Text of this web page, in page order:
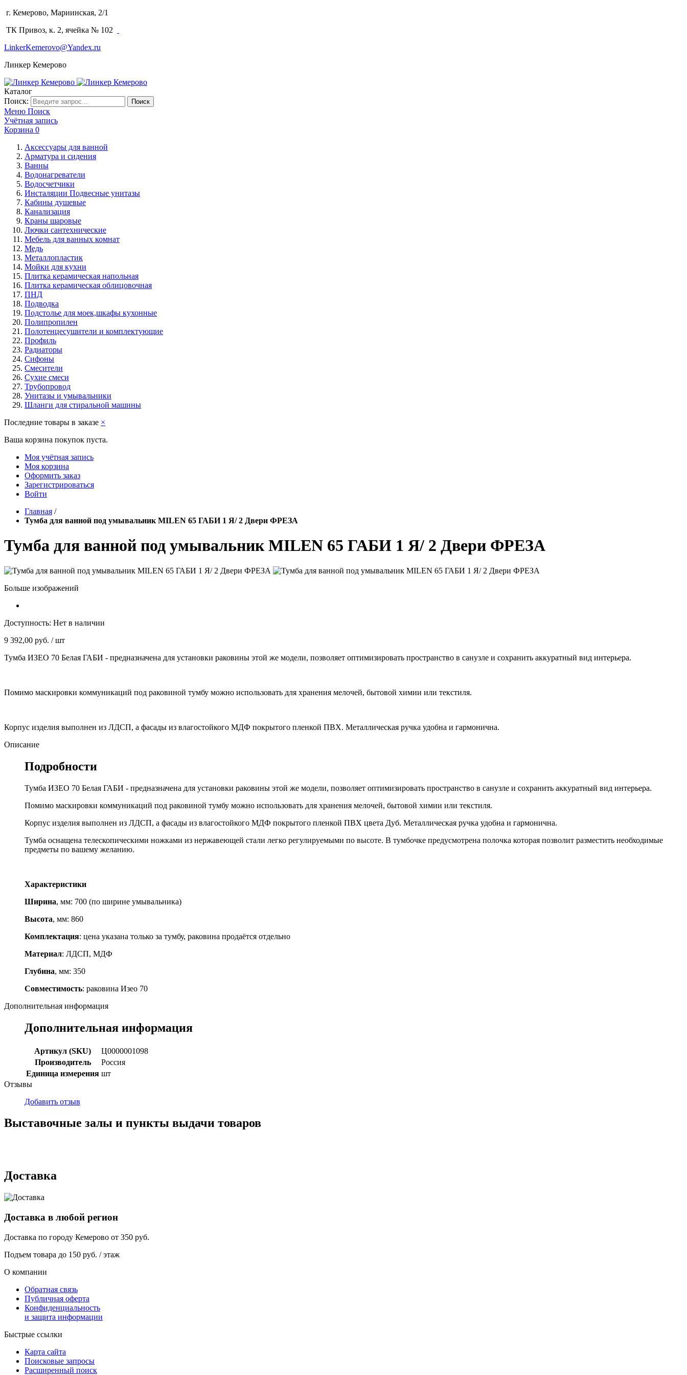
г. Кемерово, Мариинская, 2/1
ТК Привоз, к. 2, ячейка № 102
LinkerKemerovo@Yandex.ru
Линкер Кемерово
Каталог
Поиск:
Поиск
Меню Поиск
Учётная запись
Корзина 0
Аксессуары для ванной
Арматура и сидения
Ванны
Водонагреватели
Водосчетчики
Инсталяции Подвесные унитазы
Кабины душевые
Канализация
Краны шаровые
Лючки сантехнические
Мебель для ванных комнат
Медь
Металлопластик
Мойки для кухни
Плитка керамическая напольная
Плитка керамическая облицовочная
ПНД
Подводка
Подстолье для моек,шкафы кухонные
Полипропилен
Полотенцесушители и комплектующие
Профиль
Радиаторы
Сифоны
Смесители
Сухие смеси
Трубопровод
Унитазы и умывальники
Шланги для стиральной машины
Последние товары в заказе ×
Ваша корзина покупок пуста.
Моя учётная запись
Моя корзина
Оформить заказ
Зарегистрироваться
Войти
Главная /
Тумба для ванной под умывальник MILEN 65 ГАБИ 1 Я/ 2 Двери ФРЕЗА
Тумба для ванной под умывальник MILEN 65 ГАБИ 1 Я/ 2 Двери ФРЕЗА
Больше изображений
Доступность: Нет в наличии
9 392,00 руб. / шт
Тумба ИЗЕО 70 Белая ГАБИ - предназначена для установки раковины этой же модели, позволяет оптимизировать пространство в санузле и сохранить аккуратный вид интерьера.
Помимо маскировки коммуникаций под раковиной тумбу можно использовать для хранения мелочей, бытовой химии или текстиля.
Корпус изделия выполнен из ЛДСП, а фасады из влагостойкого МДФ покрытого пленкой ПВХ. Металлическая ручка удобна и гармонична.
Описание
Подробности
Тумба ИЗЕО 70 Белая ГАБИ - предназначена для установки раковины этой же модели, позволяет оптимизировать пространство в санузле и сохранить аккуратный вид интерьера.
Помимо маскировки коммуникаций под раковиной тумбу можно использовать для хранения мелочей, бытовой химии или текстиля.
Корпус изделия выполнен из ЛДСП, а фасады из влагостойкого МДФ покрытого пленкой ПВХ цвета Дуб. Металлическая ручка удобна и гармонична.
Тумба оснащена телескопическими ножками из нержавеющей стали легко регулируемыми по высоте. В тумбочке предусмотрена полочка которая позволит разместить необходимые
предметы по вашему желанию.
Характеристики
Ширина, мм: 700 (по ширине умывальника)
Высота, мм: 860
Комплектация: цена указана только за тумбу, раковина продаётся отдельно
Материал: ЛДСП, МДФ
Глубина, мм: 350
Совместимость: раковина Изео 70
Дополнительная информация
Дополнительная информация
Артикул (SKU)
Ц0000001098
Производитель
Россия
Единица измерения шт
Отзывы
Добавить отзыв
Выставочные залы и пункты выдачи товаров
Доставка
Доставка в любой регион
Доставка по городу Кемерово от 350 руб.
Подъем товара до 150 руб. / этаж
О компании
Обратная связь
Публичная оферта
Конфиденциальность
и защита информации
Быстрые ссылки
Карта сайта
Поисковые запросы
Расширенный поиск